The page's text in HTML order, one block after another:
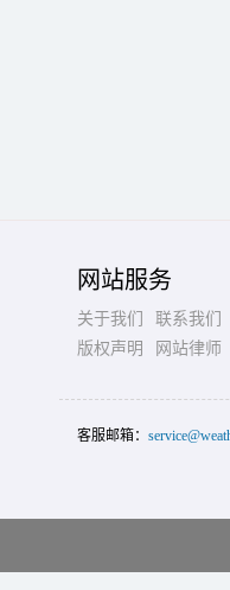
网站服务
关于我们 联系我们
版权声明
网站律师
客服邮箱：